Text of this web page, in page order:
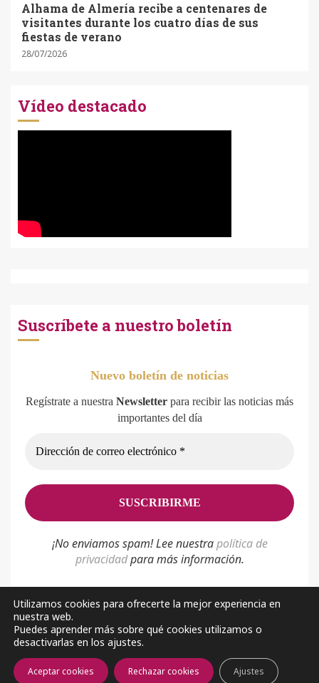
Alhama de Almería recibe a centenares de
visitantes durante los cuatro días de sus
fiestas de verano
28/07/2026
Vídeo destacado
Suscríbete a nuestro boletín
Nuevo boletín de noticias
Regístrate a nuestra Newsletter para recibir las noticias más
importantes del día
¡No enviamos spam! Lee nuestrapolítica de
privacidadpara más información.
Política de privacidad Aviso Legal Sobre nosotros
Utilizamos cookies para ofrecerte la mejor experiencia en
nuestra web.
Puedes aprender más sobre qué cookies utilizamos o
desactivarlas en los ajustes.
Aceptar cookies Rechazar cookies Ajustes